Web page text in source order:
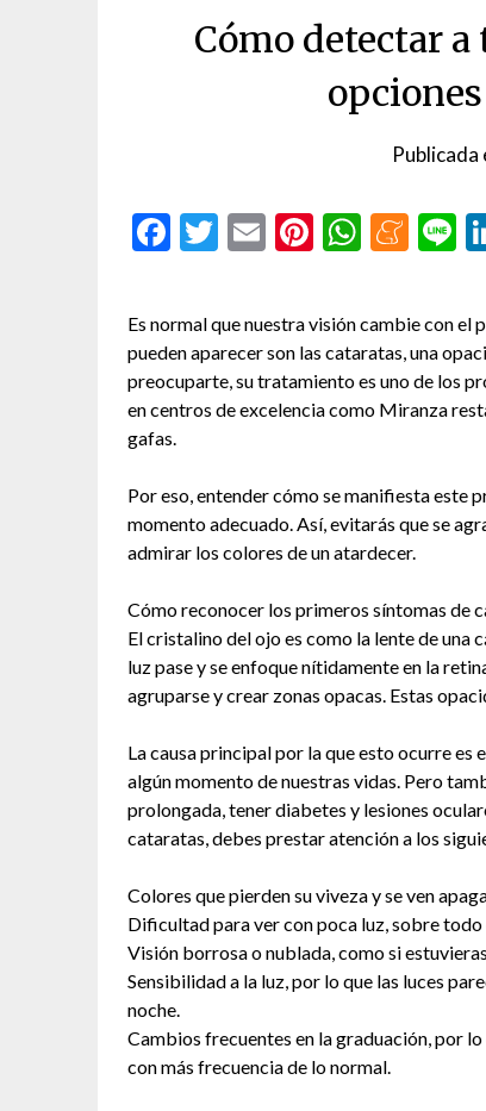
Cómo detectar
Publicada
Facebook
Twitter
EmailPinterest
Es normal que nuestra visión cambie con el
pueden aparecer son las cataratas, una
preocuparte, su tratamiento es uno de los
en centros de excelencia como Miranza
gafas.
Por eso, entender cómo se manifiesta este
momento adecuado. Así, evitarás que se
admirar los colores de un atardecer.
Cómo reconocer los primeros síntomas de
El cristalino del ojo es como la lente de una
luz pase y se enfoque nítidamente en la
agruparse y crear zonas opacas. Estas
La causa principal por la que esto ocurre es
algún momento de nuestras vidas. Pero
prolongada, tener diabetes y lesiones
cataratas, debes prestar atención a los
Colores que pierden su viveza y se ven
Dificultad para ver con poca luz, sobre todo
Visión borrosa o nublada, como si
Sensibilidad a la luz, por lo que las luces
noche.
Cambios frecuentes en la graduación, por
con más frecuencia de lo normal.